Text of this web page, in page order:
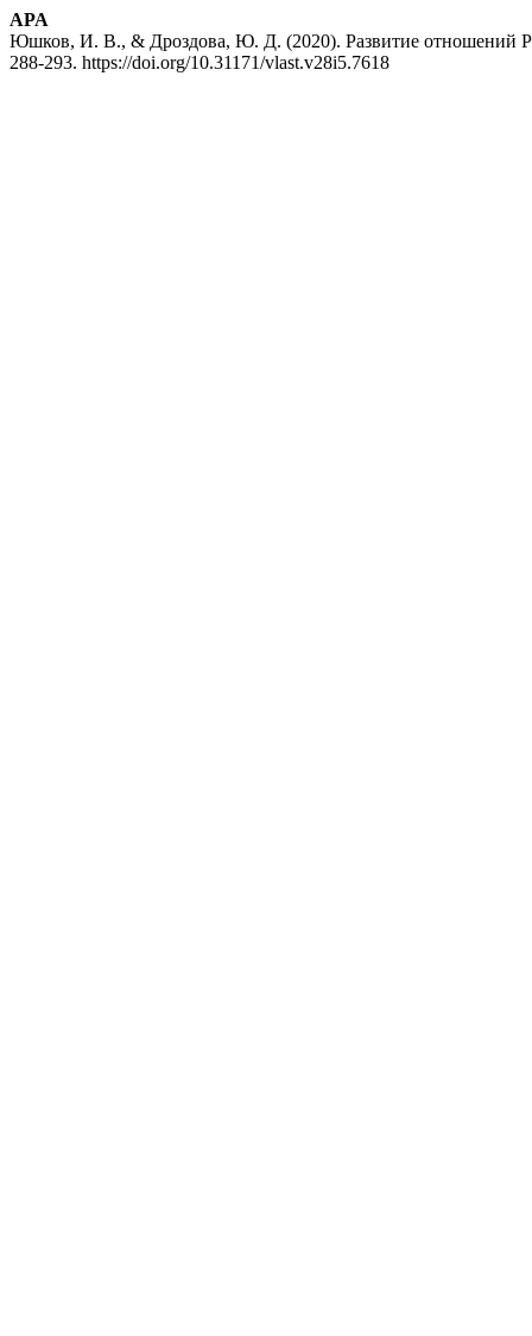
APA
Юшков, И. В., & Дроздова, Ю. Д. (2020). Развитие отношений
288-293. https://doi.org/10.31171/vlast.v28i5.7618